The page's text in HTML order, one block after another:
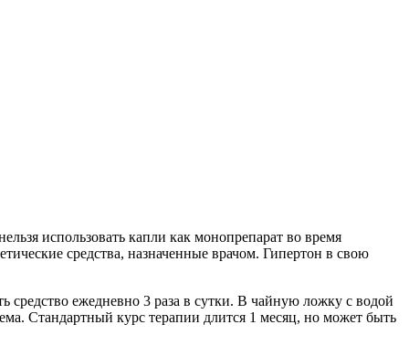
использовать капли как монопрепарат во время
средства, назначенные врачом. Гипертон в свою
средство ежедневно 3 раза в сутки. В чайную ложку с водой
Стандартный курс терапии длится 1 месяц, но может быть